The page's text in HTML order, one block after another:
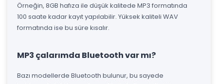
Örneğin, 8GB hafıza ile düşük kalitede MP3 formatında
100 saate kadar kayıt yapılabilir. Yüksek kaliteli WAV
formatında ise bu süre kısalır.
MP3 çalarımda Bluetooth var mı?
Bazı modellerde Bluetooth bulunur, bu sayede